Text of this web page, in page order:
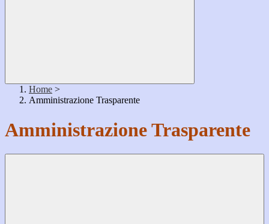
Home >
Amministrazione Trasparente
Amministrazione Trasparente